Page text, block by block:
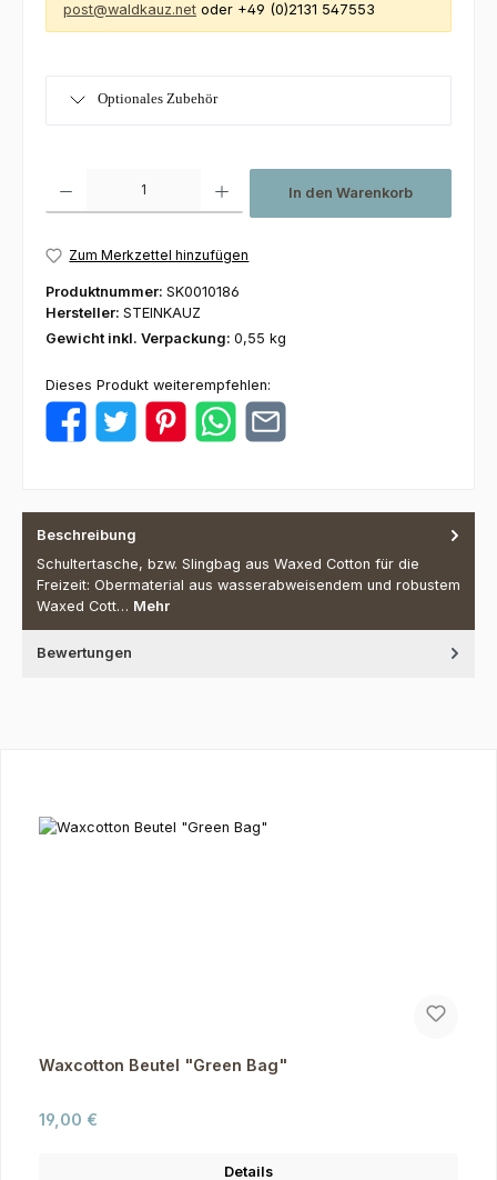
post@waldkauz.net oder +49 (0)2131 547553
Optionales Zubehör
In den Warenkorb
Zum Merkzettel hinzufügen
Produktnummer: SK0010186
Hersteller: STEINKAUZ
Gewicht inkl. Verpackung: 0,55 kg
Dieses Produkt weiterempfehlen:
Beschreibung
Schultertasche, bzw. Slingbag aus Waxed Cotton für die
Freizeit: Obermaterial aus wasserabweisendem und robustem
Waxed Cott… Mehr
Bewertungen
Waxcotton Beutel "Green Bag"
Regulärer Preis:
19,00 €
Details